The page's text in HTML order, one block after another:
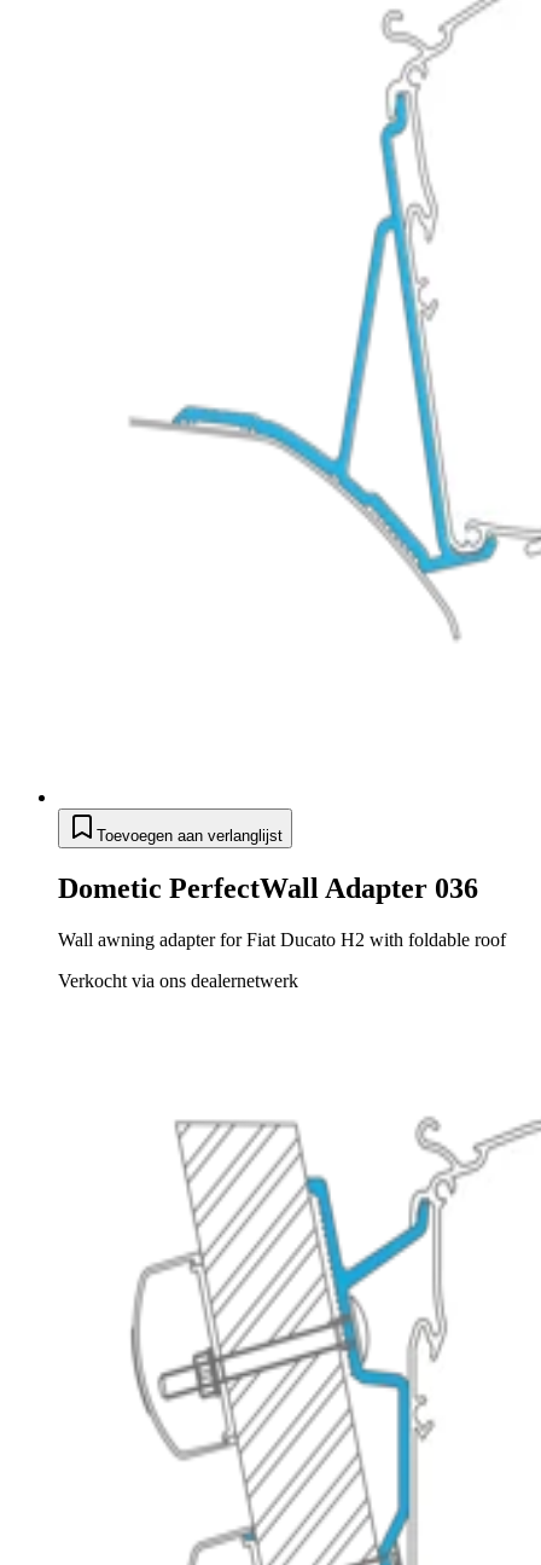
Toevoegen aan verlanglijst
Dometic PerfectWall Adapter 036
Wall awning adapter for Fiat Ducato H2 with foldable roof
Verkocht via ons dealernetwerk